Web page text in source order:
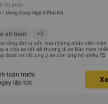
30 phút
• Vòng Xoay Ngã 5 Phủ Hà
an toàn +5
tổng đài tư vấn nhe nhàng nhân viên trên
a chủ xe rất dễ thương đi xe Bắc nam
được nx rất ung ý se còn ủng hộ nhiều 🥰
toán trước
lập tức